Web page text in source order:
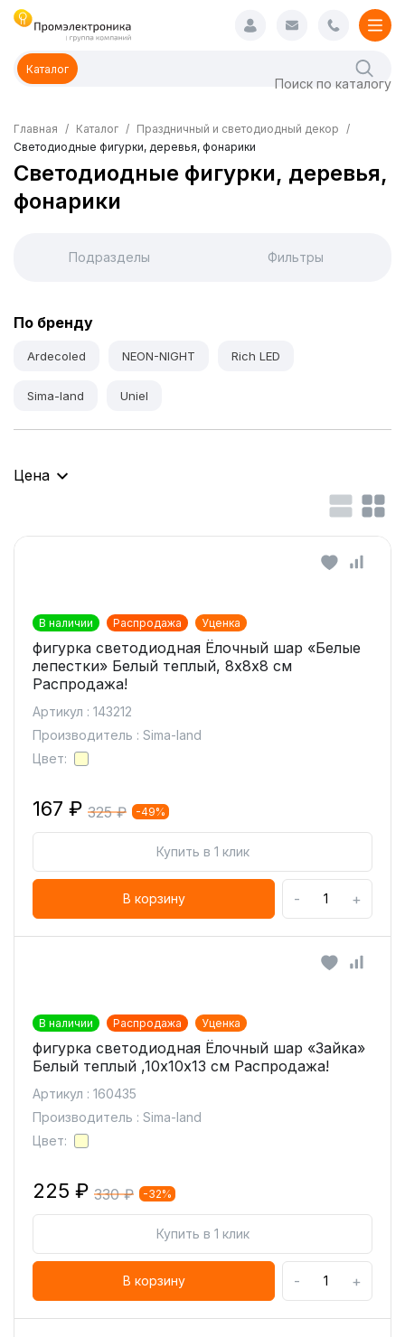
Каталог
Главная Каталог
Праздничный и светодиодный декор
Светодиодные фигурки, деревья, фонарики
Светодиодные фигурки, деревья,
фонарики
Подразделы Фильтры
По бренду
Ardecoled NEON-NIGHT Rich LED
Sima-land Uniel
Цена
В наличии Распродажа Уценка
фигурка светодиодная Ёлочный шар «Белые
лепестки» Белый теплый, 8х8х8 см
Распродажа!
Артикул : 143212
Производитель : Sima-land
Цвет:
167 ₽ 325 ₽ -49%
Купить в 1 клик
В корзину - +
В наличии Распродажа Уценка
фигурка светодиодная Ёлочный шар «Зайка»
Белый теплый ,10х10х13 см Распродажа!
Артикул : 160435
Производитель : Sima-land
Цвет:
225 ₽ 330 ₽ -32%
Купить в 1 клик
В корзину - +